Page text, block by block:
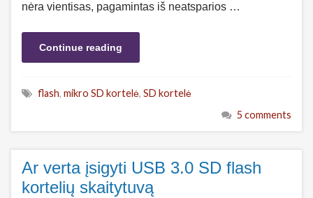
nėra vientisas, pagamintas iš neatsparios …
Continue reading
flash, mikro SD kortelė, SD kortelė
5 comments
Ar verta įsigyti USB 3.0 SD flash
kortelių skaitytuvą